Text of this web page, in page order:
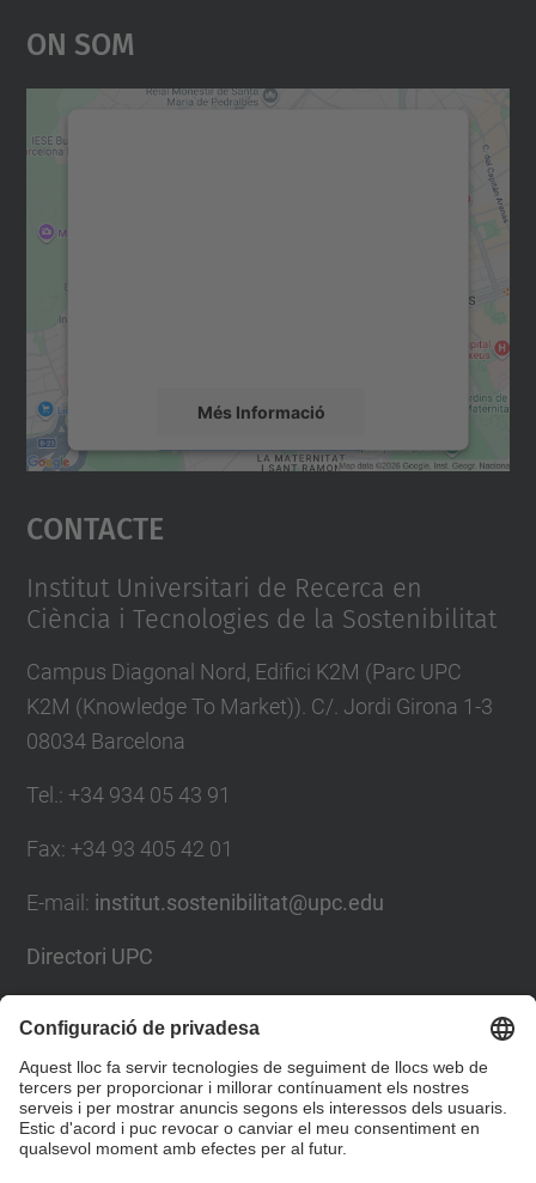
On Som
Més Informació
Accepta
powered by
Contacte
Institut Universitari de Recerca en
Ciència i Tecnologies de la Sostenibilitat
Campus Diagonal Nord, Edifici K2M (Parc UPC
K2M (Knowledge To Market)). C/. Jordi Girona 1-3
08034 Barcelona
Tel. : +34 934 05 43 91
Fax: +34 93 405 42 01
E-mail : institut.sostenibilitat@upc.edu
Directori UPC
Llista Xarxes Socials